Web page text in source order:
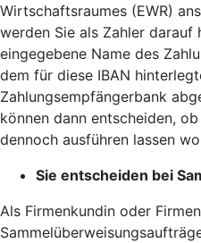
Wirtschaftsraumes (EWR)
werden Sie als Zahler darauf
eingegebene Name des
dem für diese IBAN
Zahlungsempfängerbank
können dann entscheiden,
dennoch ausführen lassen
Sie entscheiden bei
Als Firmenkundin oder